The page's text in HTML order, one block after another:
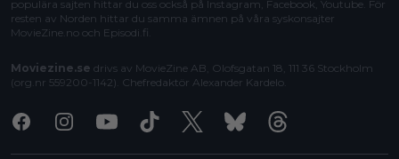
populära sajten hittar du oss också på Instagram, Facebook, Youtube. För
resten av Norden hittar du samma ämnen på våra syskonsajter
MovieZine.no och Episodi.fi
Moviezine.se drivs av MovieZine AB, Olofsgatan 18, 111 36 Stockholm
(org.nr 559200-1142). Chefredaktör Alexander Kardelo
FacebookInstagramYoutubeTiktok X BlueskyThreads